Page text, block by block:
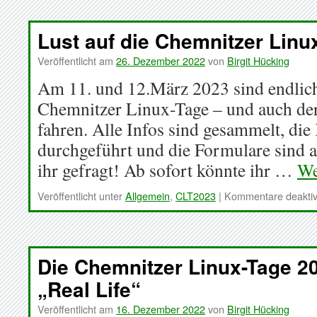
Lust auf die Chemnitzer
Veröffentlicht am 26. Dezember 2022von Birgit Hücking
Am 11. und 12.März 2023 sind
Chemnitzer Linux-Tage – und auch
fahren. Alle Infos sind gesammelt,
durchgeführt und die Formulare sind
ihr gefragt! Ab sofort könnte ihr …
Veröffentlicht unterAllgemein, CLT2023 | Kommentare
Die Chemnitzer Linux-Tage
„Real Life“
Veröffentlicht am 16. Dezember 2022von Birgit Hücking